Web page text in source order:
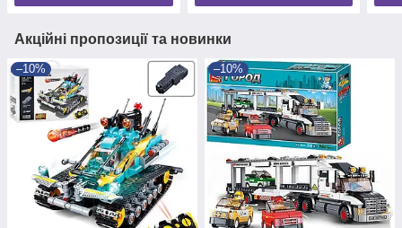
Акційні пропозиції та новинки
–10% –10%